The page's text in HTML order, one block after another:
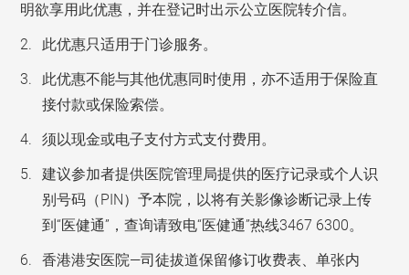
明欲享用此优惠，并在登记时出示公立医院转介信。
此优惠只适用于门诊服务。
此优惠不能与其他优惠同时使用，亦不适用于保险直
接付款或保险索偿。
须以现金或电子支付方式支付费用。
建议参加者提供医院管理局提供的医疗记录或个人识
别号码（PIN）予本院，以将有关影像诊断记录上传
到“医健通”，查询请致电“医健通”热线3467 6300。
香港港安医院—司徒拔道保留修订收费表、单张内